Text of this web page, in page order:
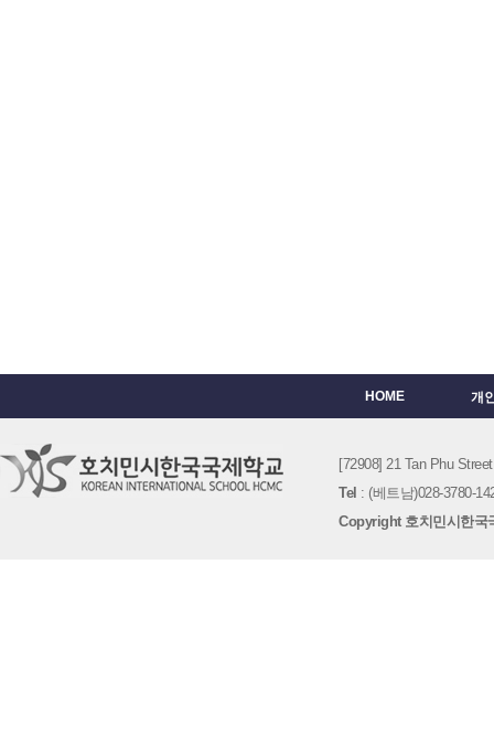
HOME 개
[72908] 21 Tan Phu
Tel : (베트남)028-3780-
Copyright 호치민시한국